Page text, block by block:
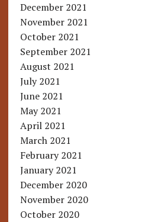
December 2021
November 2021
October 2021
September 2021
August 2021
July 2021
June 2021
May 2021
April 2021
March 2021
February 2021
January 2021
December 2020
November 2020
October 2020